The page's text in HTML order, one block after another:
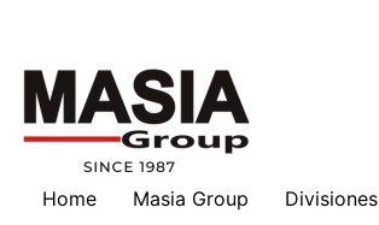
Home Masia Group Divisiones